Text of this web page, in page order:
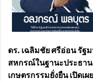
ดร. เฉลิมชัย ศรีอ่อน รัฐ
สหกรณ์ในฐานะประธา
เกษตรกรรมยั่งยืน เปิดเ